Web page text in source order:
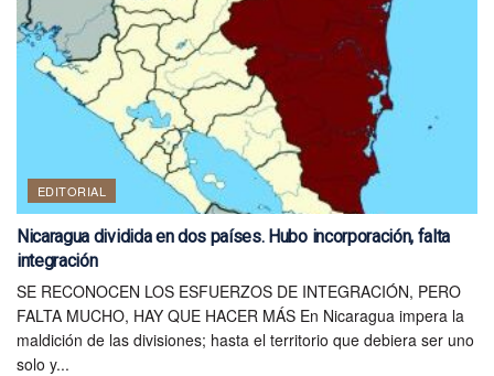
EDITORIAL
Nicaragua dividida en dos países. Hubo incorporación, falta
integración
SE RECONOCEN LOS ESFUERZOS DE INTEGRACIÓN, PERO
FALTA MUCHO, HAY QUE HACER MÁS En Nicaragua impera la
maldición de las divisiones; hasta el territorio que debiera ser uno
solo y...